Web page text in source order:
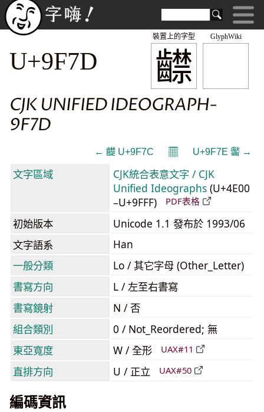
GlyphWiki
齽
裝置上的字型
U+9F7D
CJK UNIFIED IDEOGRAPH-
9F7D
← 齼 U+9F7C 𝄜 U+9F7E 齾 →
文字區域
CJK統合表意文字 / CJK
Unified Ideographs (U+4E00
–U+9FFF)
PDF表格
初始版本
Unicode 1.1 發布於 1993/06
文字語系
Han
一般分類
Lo / 其它字母 (Other_Letter)
書寫方向
L / 左至右書寫
書寫鏡射
N / 否
組合類別
0 / Not_Reordered; 無
東亞寬度
W / 全形 UAX#11
直排方向 U / 正立 UAX#50
編碼資訊